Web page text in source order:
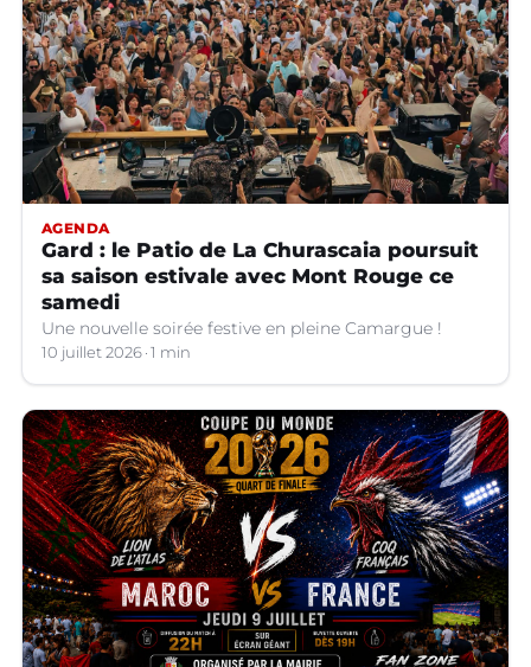
AGENDA
Gard : le Patio de La Churascaia poursuit
sa saison estivale avec Mont Rouge ce
samedi
Une nouvelle soirée festive en pleine Camargue !
10 juillet 2026 1 min